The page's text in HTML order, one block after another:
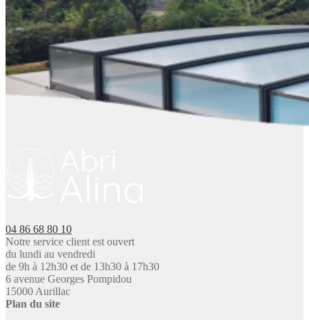
04 86 68 80 10
Notre service client est ouvert
du lundi au vendredi
de 9h à 12h30 et de 13h30 à 17h30
6 avenue Georges Pompidou
15000 Aurillac
Plan du site